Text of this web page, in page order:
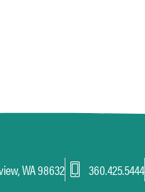
WA 98632 360.425.5444